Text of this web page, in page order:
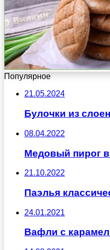
Популярное
21.05.2024
Булочки из
08.04.2022
Медовый пирог
21.10.2022
Паэлья
24.01.2021
Вафли с